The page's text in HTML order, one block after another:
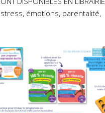
émotions, parentalité,